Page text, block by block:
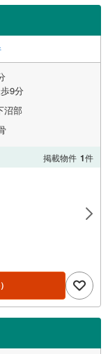
9分
沼部
掲載物件 1件